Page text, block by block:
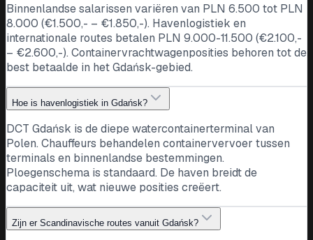
Binnenlandse salarissen variëren van PLN 6.500 tot PLN
8.000 (€1.500,- – €1.850,-). Havenlogistiek en
internationale routes betalen PLN 9.000-11.500 (€2.100,-
– €2.600,-). Containervrachtwagenposities behoren tot de
best betaalde in het Gdańsk-gebied.
Hoe is havenlogistiek in Gdańsk?
DCT Gdańsk is de diepe watercontainerterminal van
Polen. Chauffeurs behandelen containervervoer tussen
terminals en binnenlandse bestemmingen.
Ploegenschema is standaard. De haven breidt de
capaciteit uit, wat nieuwe posities creëert.
Zijn er Scandinavische routes vanuit Gdańsk?